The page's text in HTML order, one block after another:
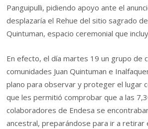
Panguipulli, pidiendo apoyo ante el
desplazaría el Rehue del sitio sagrado de
Quintuman, espacio ceremonial que
En efecto, el día martes 19 un grupo de
comunidades Juan Quintuman e
plano para observar y proteger el lugar
que les permitió comprobar que a las
colaboradores de Endesa se
ancestral, preparándose para ir a retirar